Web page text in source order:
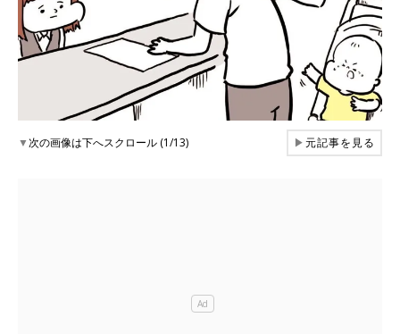
▼次の画像は下へスクロール (1/13) ▶元記事を見る